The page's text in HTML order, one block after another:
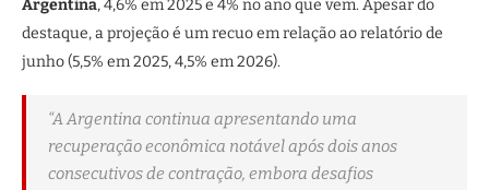
Argentina, 4,6% em 2025 e 4% no ano que vem. Apesar do
destaque, a projeção é um recuo em relação ao relatório de
junho (5,5% em 2025, 4,5% em 2026).
“A Argentina continua apresentando uma
recuperação econômica notável após dois anos
consecutivos de contração, embora desafios